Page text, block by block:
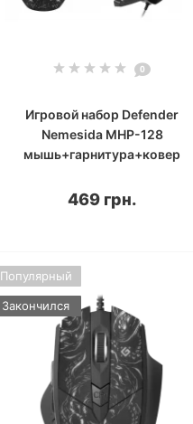
0
Игровой набор Defender
Nemesida MHP-128
мышь+гарнитура+ковер
469 грн.
Популярный
Закончился